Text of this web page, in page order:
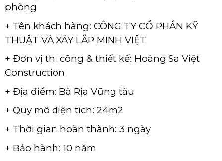
phòng
+ Tên khách hàng: CÔNG TY CỔ PHẦN KỸ
THUẬT VÀ XÂY LẮP MINH VIỆT
+ Đơn vị thi công & thiết kế: Hoàng Sa Việt
Construction
+ Địa điểm: Bà Rịa Vũng tàu
+ Quy mô diện tích: 24m2
+ Thời gian hoàn thành: 3 ngày
+ Bảo hành: 10 năm